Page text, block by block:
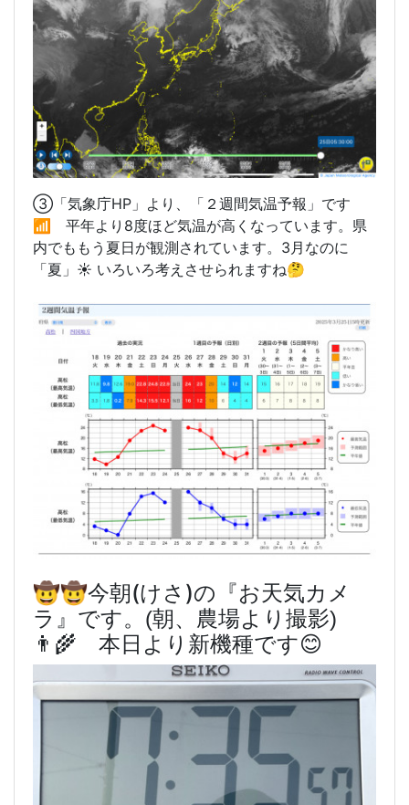
③「気象庁HP」より、「２週間気温予報」です
📶 平年より8度ほど気温が高くなっています。県
内でももう夏日が観測されています。3月なのに
「夏」☀️ いろいろ考えさせられますね🤔
🤠🤠今朝(けさ)の『お天気カメ
ラ』です。(朝、農場より撮影)
👨‍🌾 本日より新機種です😊